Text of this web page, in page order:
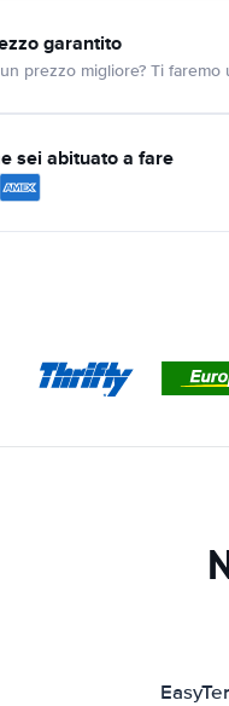
garantito
prezzo migliore? Ti faremo
sei abituato a fare